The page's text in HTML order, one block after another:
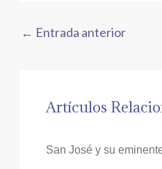
← Entrada anterior
Artículos
San José y su